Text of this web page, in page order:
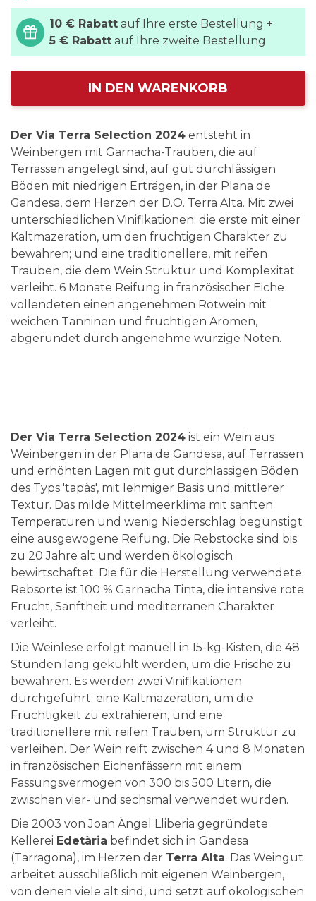
10 € Rabatt auf Ihre erste Bestellung +
5 € Rabatt auf Ihre zweite Bestellung
IN DEN WARENKORB
Der Via Terra Selection 2024 entsteht in
Weinbergen mit Garnacha-Trauben, die auf
Terrassen angelegt sind, auf gut durchlässigen
Böden mit niedrigen Erträgen, in der Plana de
Gandesa, dem Herzen der D.O. Terra Alta. Mit zwei
unterschiedlichen Vinifikationen: die erste mit einer
Kaltmazeration, um den fruchtigen Charakter zu
bewahren; und eine traditionellere, mit reifen
Trauben, die dem Wein Struktur und Komplexität
verleiht. 6 Monate Reifung in französischer Eiche
vollendeten einen angenehmen Rotwein mit
weichen Tanninen und fruchtigen Aromen,
abgerundet durch angenehme würzige Noten.
Der Via Terra Selection 2024 ist ein Wein aus
Weinbergen in der Plana de Gandesa, auf Terrassen
und erhöhten Lagen mit gut durchlässigen Böden
des Typs 'tapàs', mit lehmiger Basis und mittlerer
Textur. Das milde Mittelmeerklima mit sanften
Temperaturen und wenig Niederschlag begünstigt
eine ausgewogene Reifung. Die Rebstöcke sind bis
zu 20 Jahre alt und werden ökologisch
bewirtschaftet. Die für die Herstellung verwendete
Rebsorte ist 100 % Garnacha Tinta, die intensive rote
Frucht, Sanftheit und mediterranen Charakter
verleiht.
Die Weinlese erfolgt manuell in 15-kg-Kisten, die 48
Stunden lang gekühlt werden, um die Frische zu
bewahren. Es werden zwei Vinifikationen
durchgeführt: eine Kaltmazeration, um die
Fruchtigkeit zu extrahieren, und eine
traditionellere mit reifen Trauben, um Struktur zu
verleihen. Der Wein reift zwischen 4 und 8 Monaten
in französischen Eichenfässern mit einem
Fassungsvermögen von 300 bis 500 Litern, die
zwischen vier- und sechsmal verwendet wurden.
Die 2003 von Joan Àngel Lliberia gegründete
Kellerei Edetària befindet sich in Gandesa
(Tarragona), im Herzen der Terra Alta. Das Weingut
arbeitet ausschließlich mit eigenen Weinbergen,
von denen viele alt sind, und setzt auf ökologischen